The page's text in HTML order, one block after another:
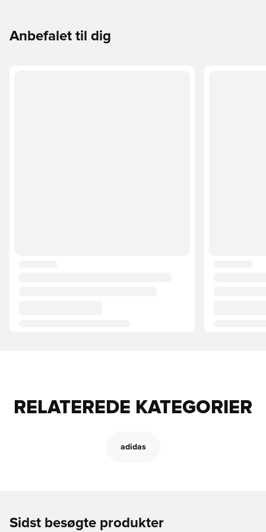
Anbefalet til dig
RELATEREDE KATEGORIER
adidas
Sidst besøgte produkter